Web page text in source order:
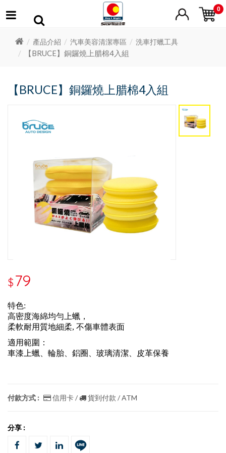
0
產品介紹 汽車美容清潔專區 洗車打蠟工具
【BRUCE】銅鑼燒上腊棉4入組
【BRUCE】銅鑼燒上腊棉4入組
$79
特色:
高密度海綿均勻上蠟，
柔軟耐用質地細柔, 不傷車體表面
適用範圍：
車漆上蠟、輪胎、鋁圈、玻璃清潔、皮革保養
付款方式 : 信用卡 / 貨到付款 / ATM
分享 :